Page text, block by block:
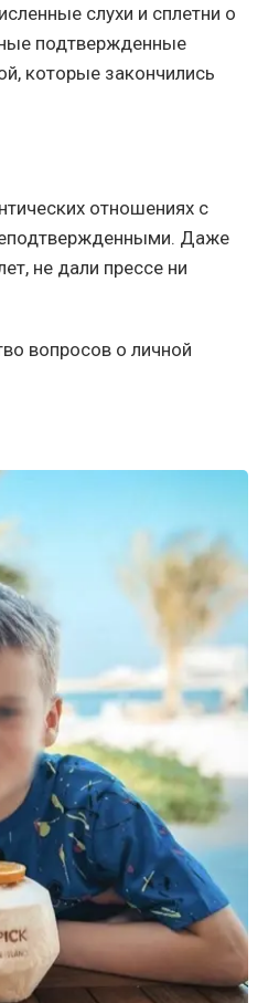
слухи и сплетни о
подтвержденные
которые закончились
отношениях с
Даже
не дали прессе ни
вопросов о личной